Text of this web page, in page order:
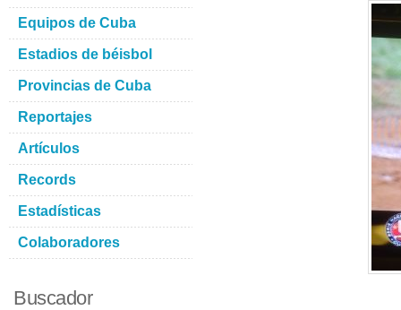
Equipos de Cuba
Estadios de béisbol
Provincias de Cuba
Reportajes
Artículos
Records
Estadísticas
Colaboradores
Buscador